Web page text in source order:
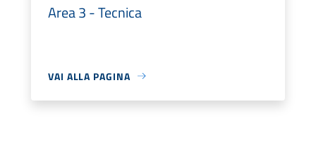
Area 3 - Tecnica
VAI ALLA PAGINA